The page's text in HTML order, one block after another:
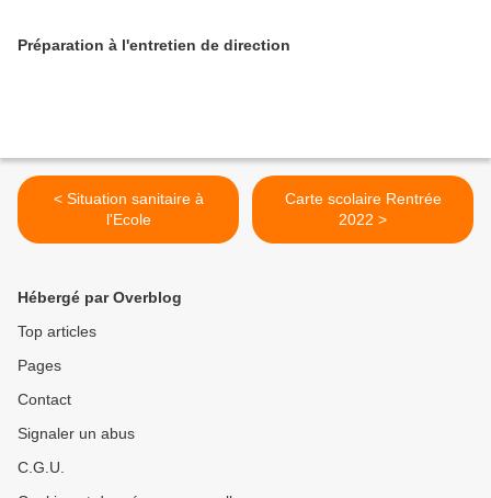
Préparation à l'entretien de direction
< Situation sanitaire à
l'Ecole
Carte scolaire Rentrée
2022 >
Hébergé par Overblog
Top articles
Pages
Contact
Signaler un abus
C.G.U.